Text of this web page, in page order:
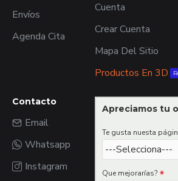
Envíos
Agenda Cita
Cuenta
Crear Cuenta
Mapa Del Sitio
Productos En 3D
Contacto
Email
Whatsapp
Instagram
Apreciamos tu
Te gusta nuesta
Que mejorarías?